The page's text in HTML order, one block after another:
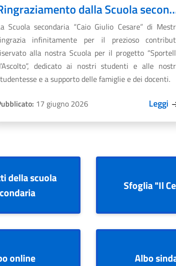
Ringraziamento dalla Scuola
Scuola secondaria “Caio Giulio Cesare” di
infinitamente per il prezioso
alla nostra Scuola per il progetto
dedicato ai nostri studenti e alle
e a supporto delle famiglie e dei docenti.
17 giugno 2026 Leggi
della scuola
Sfoglia "Il
online Albo